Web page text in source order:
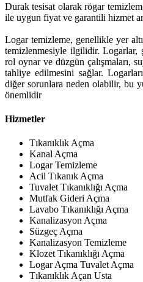
Durak tesisat olarak rögar
ile uygun fiyat ve garantili hizmet
Logar temizleme, genellikle yer
temizlenmesiyle ilgilidir. Logarlar,
rol oynar ve düzgün çalışmaları,
tahliye edilmesini sağlar.
diğer sorunlara neden olabilir, bu
önemlidir
Hizmetler
Tıkanıklık Açma
Kanal Açma
Logar Temizleme
Acil Tıkanık Açma
Tuvalet Tıkanıklığı Açma
Mutfak Gideri Açma
Lavabo Tıkanıklığı Açma
Kanalizasyon Açma
Süzgeç Açma
Kanalizasyon Temizleme
Klozet Tıkanıklığı Açma
Logar Açma Tuvalet Açma
Tıkanıklık Açan Usta